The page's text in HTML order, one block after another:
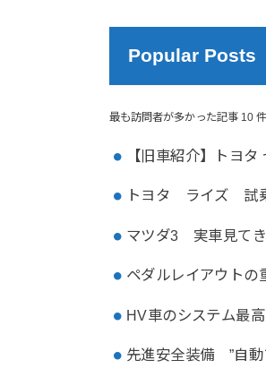
Popular Posts
最も訪問者が多かった記事 10
【旧車紹介】トヨ
トヨタ ライズ 試
マツダ3 実車見て
ペダルレイアウト
HV車のシステム最
先進安全装備 ”自